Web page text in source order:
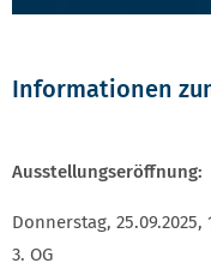
Informationen
Ausstellungseröffnung:
Donnerstag,
3. OG